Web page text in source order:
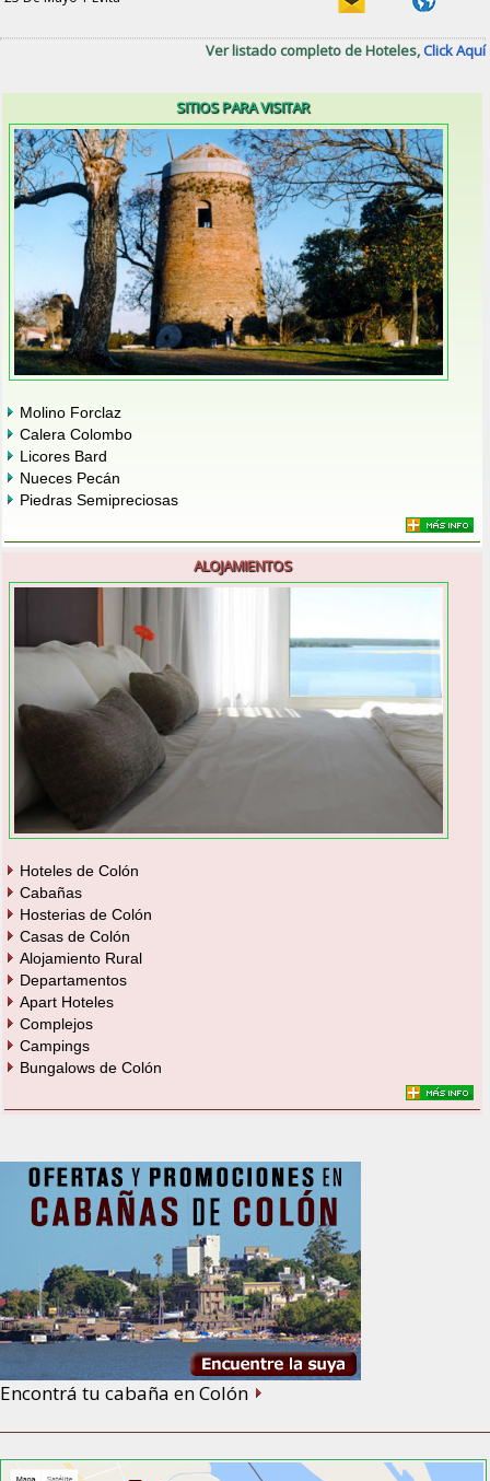
Ver listado completo de Hoteles,Click Aquí
SITIOS PARA VISITAR
Molino Forclaz
Calera Colombo
Licores Bard
Nueces Pecán
Piedras Semipreciosas
ALOJAMIENTOS
Hoteles de Colón
Cabañas
Hosterias de Colón
Casas de Colón
Alojamiento Rural
Departamentos
Apart Hoteles
Complejos
Campings
Bungalows de Colón
Encontrá tu cabaña en Colón